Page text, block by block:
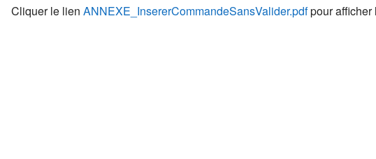
Cliquer le lien ANNEXE_InsererCommandeSansValider.pdfpour afficher